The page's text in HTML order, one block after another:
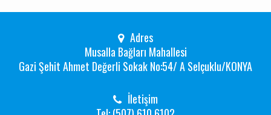
Adres
Musalla Bağları Mahallesi
Gazi Şehit Ahmet Değerli Sokak No:54/ A Selçuklu/KONYA
İletişim